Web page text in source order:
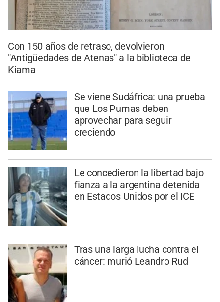
Con 150 años de retraso, devolvieron
"Antigüedades de Atenas" a la biblioteca de
Kiama
Se viene Sudáfrica: una prueba
que Los Pumas deben
aprovechar para seguir
creciendo
Le concedieron la libertad bajo
fianza a la argentina detenida
en Estados Unidos por el ICE
Tras una larga lucha contra el
cáncer: murió Leandro Rud